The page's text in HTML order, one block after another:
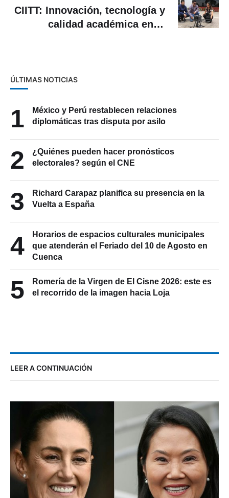
CIITT: Innovación, tecnología y
calidad académica en la
ÚLTIMAS NOTICIAS
1
México y Perú restablecen relaciones
diplomáticas tras disputa por asilo
2
¿Quiénes pueden hacer pronósticos
electorales? según el CNE
3
Richard Carapaz planifica su presencia en la
Vuelta a España
4
Horarios de espacios culturales municipales
que atenderán el Feriado del 10 de Agosto en
Cuenca
5
Romería de la Virgen de El Cisne 2026: este es
el recorrido de la imagen hacia Loja
LEER A CONTINUACIÓN